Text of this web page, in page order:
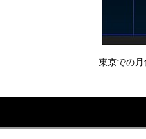
東京での